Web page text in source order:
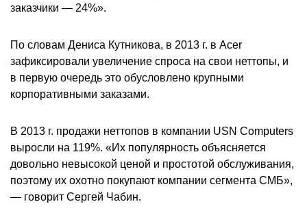
заказчики — 24%».
По словам Дениса Кутникова, в 2013 г. в Acer
зафиксировали увеличение спроса на свои неттопы, и
в первую очередь это обусловлено крупными
корпоративными заказами.
В 2013 г. продажи неттопов в компании USN Computers
выросли на 119%. «Их популярность объясняется
довольно невысокой ценой и простотой обслуживания,
поэтому их охотно покупают компании сегмента СМБ»,
— говорит Сергей Чабин.